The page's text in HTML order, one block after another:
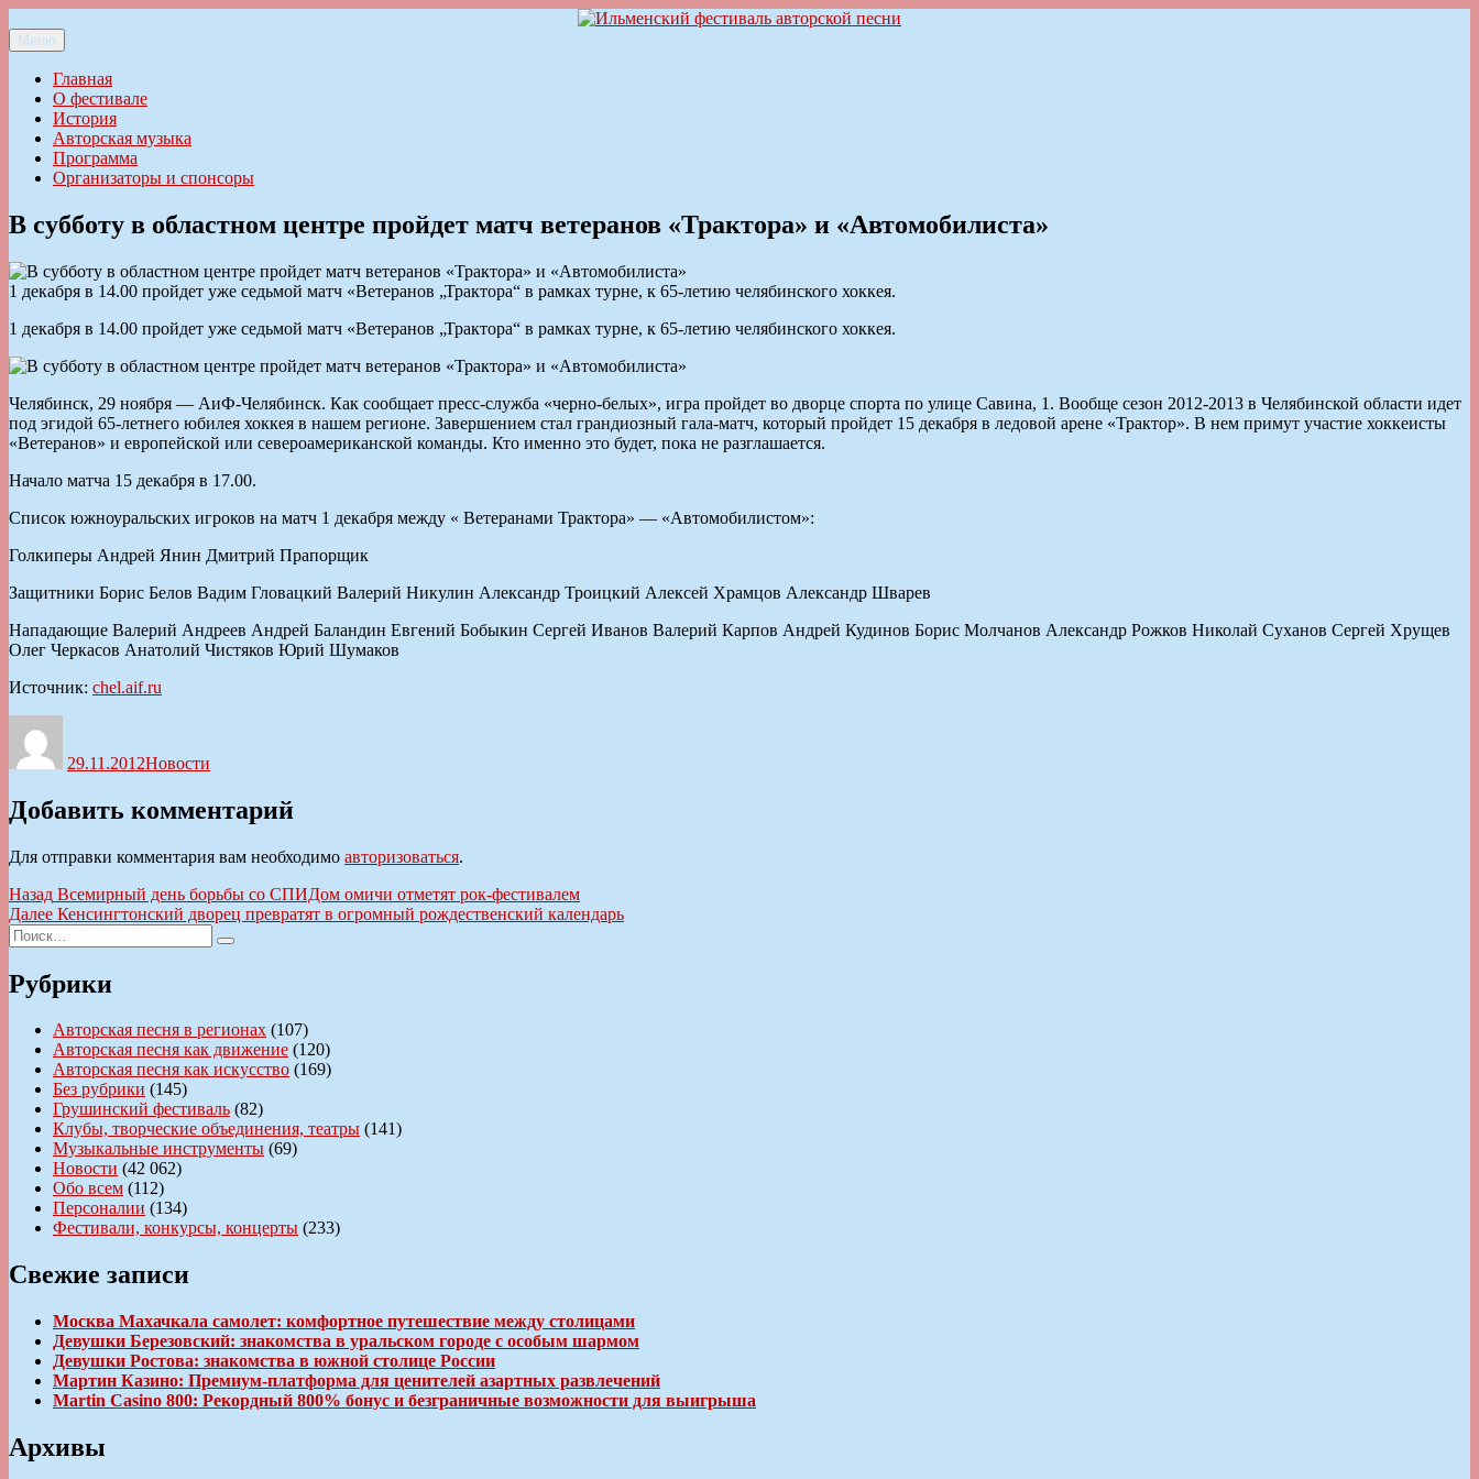
к
содержимому
Ильменский фестиваль авторской песни
Меню
Главная
О фестивале
История
Авторская музыка
Программа
Организаторы и спонсоры
В субботу в областном центре пройдет матч ветеранов «Трактора» и «Автомобилиста»
1 декабря в 14.00 пройдет уже седьмой матч «Ветеранов „Трактора“ в рамках турне, к 65-летию челябинского хоккея.
1 декабря в 14.00 пройдет уже седьмой матч «Ветеранов „Трактора“ в рамках турне, к 65-летию челябинского хоккея.
Челябинск, 29 ноября — АиФ-Челябинск. Как сообщает пресс-служба «черно-белых», игра пройдет во дворце спорта по улице Савина, 1. Вообще сезон 2012-2013 в Челябинской области идет
под эгидой 65-летнего юбилея хоккея в нашем регионе. Завершением стал грандиозный гала-матч, который пройдет 15 декабря в ледовой арене «Трактор». В нем примут участие хоккеисты
«Ветеранов» и европейской или североамериканской команды. Кто именно это будет, пока не разглашается.
Начало матча 15 декабря в 17.00.
Список южноуральских игроков на матч 1 декабря между « Ветеранами Трактора» — «Автомобилистом»:
Голкиперы Андрей Янин Дмитрий Прапорщик
Защитники Борис Белов Вадим Гловацкий Валерий Никулин Александр Троицкий Алексей Храмцов Александр Шварев
Нападающие Валерий Андреев Андрей Баландин Евгений Бобыкин Сергей Иванов Валерий Карпов Андрей Кудинов Борис Молчанов Александр Рожков Николай Суханов Сергей Хрущев
Олег Черкасов Анатолий Чистяков Юрий Шумаков
Источник: chel.aif.ru
29.11.2012Новости
Добавить комментарий
Для отправки комментария вам необходимо авторизоваться.
Навигация
по
записям
Назад Предыдущая
запись:
Всемирный день борьбы со СПИДом омичи отметят рок-фестивалем
Далее Следующая
Кенсингтонский дворец превратят в огромный рождественский календарь
Искать:
Поиск
Рубрики
Авторская песня в регионах (107)
Авторская песня как движение (120)
Авторская песня как искусство (169)
Без рубрики (145)
Грушинский фестиваль (82)
Клубы, творческие объединения, театры (141)
Музыкальные инструменты (69)
Новости (42 062)
Обо всем (112)
Персоналии (134)
Фестивали, конкурсы, концерты (233)
Свежие записи
Москва Махачкала самолет: комфортное путешествие между столицами
Девушки Березовский: знакомства в уральском городе с особым шармом
Девушки Ростова: знакомства в южной столице России
Мартин Казино: Премиум-платформа для ценителей азартных развлечений
Martin Casino 800: Рекордный 800% бонус и безграничные возможности для выигрыша
Архивы